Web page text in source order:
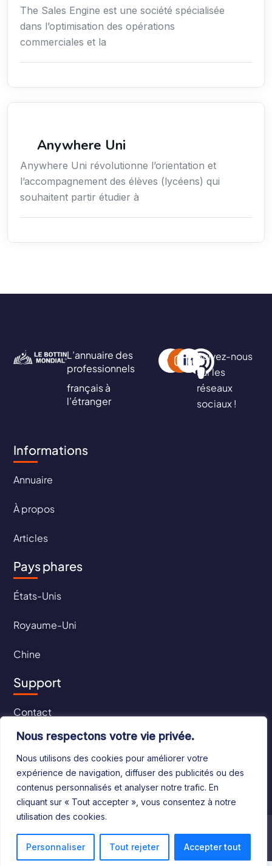
Nous respectons votre vie privée.
Nous utilisons des cookies pour améliorer votre
expérience de navigation, diffuser des publicités ou des
contenus personnalisés et analyser notre trafic. En
cliquant sur « Tout accepter », vous consentez à notre
utilisation des cookies.
Personnaliser Tout rejeter Accepter tout
The Sales Engine est une société spécialisée
dans l’optimisation des opérations
commerciales et la
Anywhere Uni
Anywhere Uni révolutionne l’orientation et
l’accompagnement des élèves (lycéens) qui
souhaitent partir étudier à
L’annuaire des
professionnels
français à
l’étranger
Suivez-nous
sur les
réseaux
sociaux !
Informations
Annuaire
À propos
Articles
Pays phares
États-Unis
Royaume-Uni
Chine
Support
Contact
CGU
CGV
©2024 Le Bottin Mondial. Tous droits réservés